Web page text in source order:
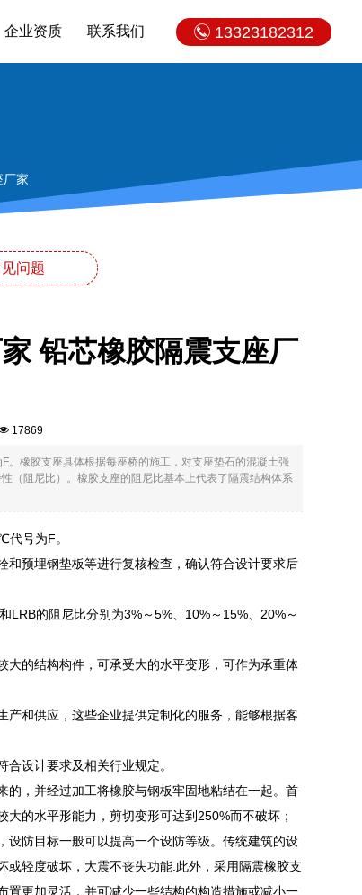
13323182312
企业资质 联系我们
厂家
问题
铅芯橡胶隔震支座厂
17869
橡胶支座具体根据每座桥的施工，对支座垫石的混凝土强
（阻尼比）。橡胶支座的阻尼比基本上代表了隔震结构体系
号为F。
预埋钢垫板等进行复核检查，确认符合设计要求后
LRB的阻尼比分别为3%～5%、10%～15%、20%～
的结构构件，可承受大的水平变形，可作为承重体
和供应，这些企业提供定制化的服务，能够根据客
设计要求及相关行业规定。
的，并经过加工将橡胶与钢板牢固地粘结在一起。首
的水平形能力，剪切变形可达到250%而不破坏；
防目标一般可以提高一个设防等级。传统建筑的设
轻度破坏，大震不丧失功能.此外，采用隔震橡胶支
置更加灵活，并可减少一些结构的构造措施或减小一